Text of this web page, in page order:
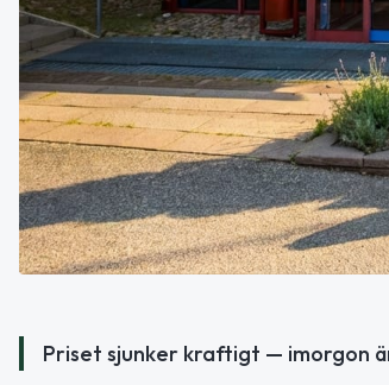
Priset sjunker kraftigt — imorgon